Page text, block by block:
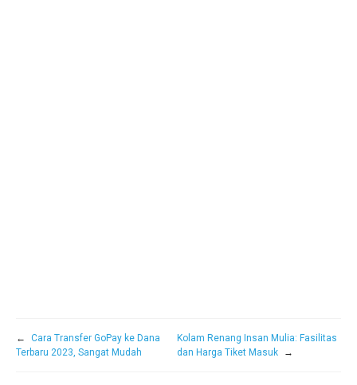
←
Cara Transfer GoPay ke Dana
Terbaru 2023, Sangat Mudah
Kolam Renang Insan Mulia: Fasilitas
dan Harga Tiket Masuk
→